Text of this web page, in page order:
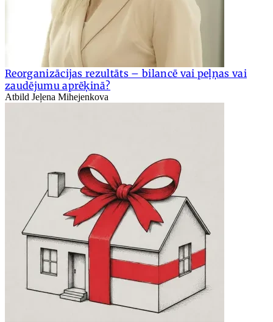
Reorganizācijas rezultāts – bilancē vai peļņas vai
zaudējumu aprēķinā?
Atbild Jeļena Mihejenkova